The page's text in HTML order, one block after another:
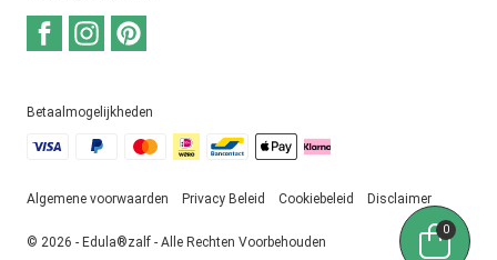
Betaalmogelijkheden
© 2026 - Edula®zalf - Alle Rechten Voorbehouden
Algemene voorwaarden Privacy Beleid Cookiebeleid Disclaimer
0